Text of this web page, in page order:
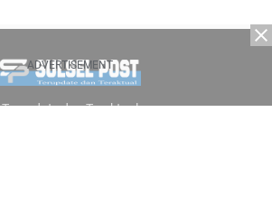
ADVERTISEMENT
Terupdate dan Teraktual